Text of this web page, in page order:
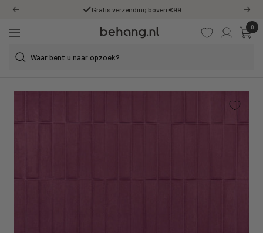
naar
content
Vorige Gratis verzending boven €99
0
Behang.nl
Navigatie